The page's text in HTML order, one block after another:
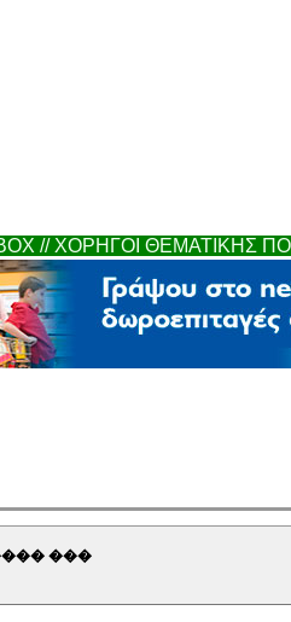
// ΧΟΡΗΓΟΙ ΘΕΜΑΤΙΚΗΣ
���